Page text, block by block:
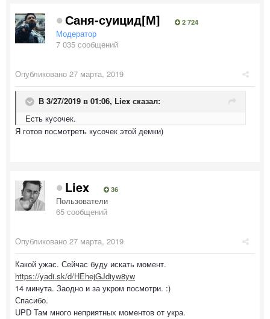
Саня-суицид[М] 2 724
Модератор
7 035 сообщений
Опубликовано 27 марта, 2019
В 3/27/2019 в 01:06, Liex сказал:
Есть кусочек.
Я готов посмотреть кусочек этой демки)
Liex 36
Пользователи
65 сообщений
Опубликовано 27 марта, 2019
Какой ужас. Сейчас буду искать момент.
https://yadi.sk/d/HEhejGJdiyw8yw
14 минута. Заодно и за укром посмотри. :)
Спасибо.
UPD Там много неприятных моментов от укра.